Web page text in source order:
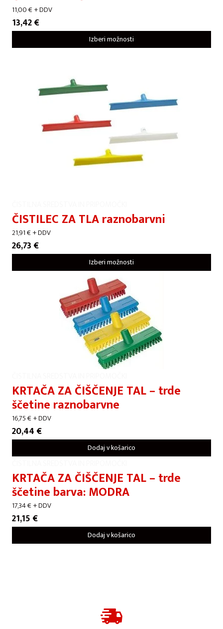
11,00€+ DDV
13,42€
Izberi možnosti
ČISTILEC ZA TLA raznobarvni
21,91€+ DDV
26,73 €
Izberi možnosti
KRTAČA ZA ČIŠČENJE TAL – trde
ščetine raznobarvne
16,75€+ DDV
20,44 €
Dodaj v košarico
KRTAČA ZA ČIŠČENJE TAL – trde
ščetine barva: MODRA
17,34€+ DDV
21,15 €
Dodaj v košarico